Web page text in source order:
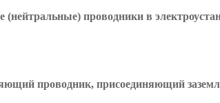
проводники в
проводник, присоединяющий